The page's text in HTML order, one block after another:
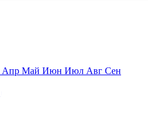
Апр Май Июн Июл Авг Сен